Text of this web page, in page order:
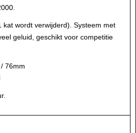
kat wordt verwijderd). Systeem met
geluid, geschikt voor competitie
76mm